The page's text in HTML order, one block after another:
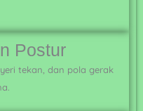
Postur
tekan, dan pola gerak